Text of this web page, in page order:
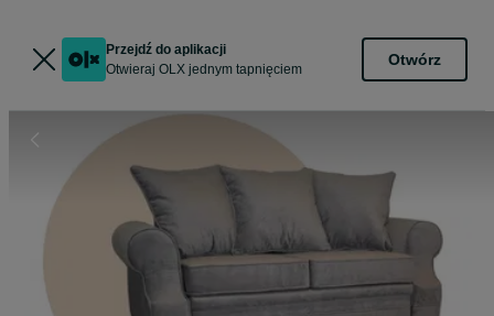
Przejdź do aplikacji
Otwieraj OLX jednym tapnięciem
Otwórz